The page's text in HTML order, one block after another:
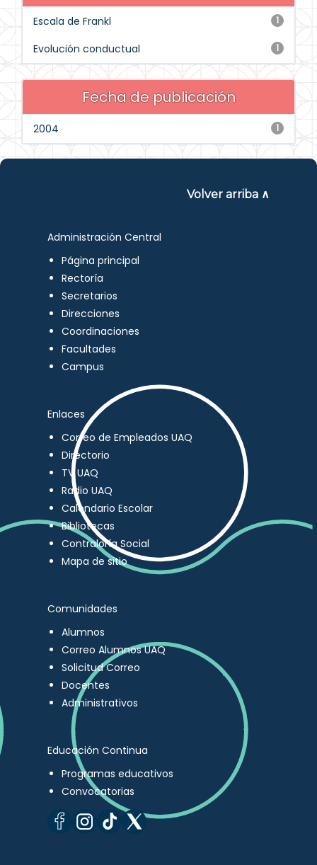
1
Escala de Frankl
1
Evolución conductual
Fecha de publicación
1
2004
Volver arriba ∧
Administración Central
Página principal
Rectoría
Secretarios
Direcciones
Coordinaciones
Facultades
Campus
Enlaces
Correo de Empleados UAQ
Directorio
TV UAQ
Radio UAQ
Calendario Escolar
Bibliotecas
Contraloría Social
Mapa de sitio
Comunidades
Alumnos
Correo Alumnos UAQ
Solicitud Correo
Docentes
Administrativos
Educación Continua
Programas educativos
Convocatorias